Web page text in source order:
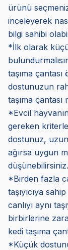
ürünü
inceleyerek
bilgi sahibi
*İlk olarak
taşıma
dostunuzun
taşıma
*Evcil
gereken
dostunuz, uzun
ağırsa uygun
düşünebilirsiniz.
*Birden fazla
taşıyıcıya
canlıyı aynı
birbirlerine
kedi taşıma
*Küçük